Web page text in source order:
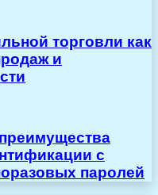
торговли как
и
с
паролей